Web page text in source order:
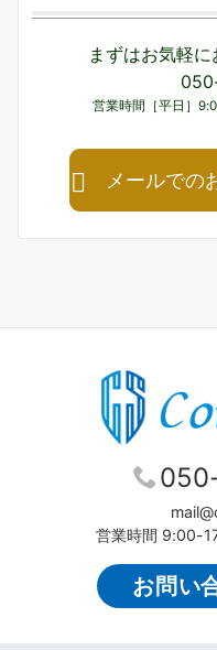
まずはお気軽に
営業時間［平日］
メールでの
営業時間 9:00-
お問い